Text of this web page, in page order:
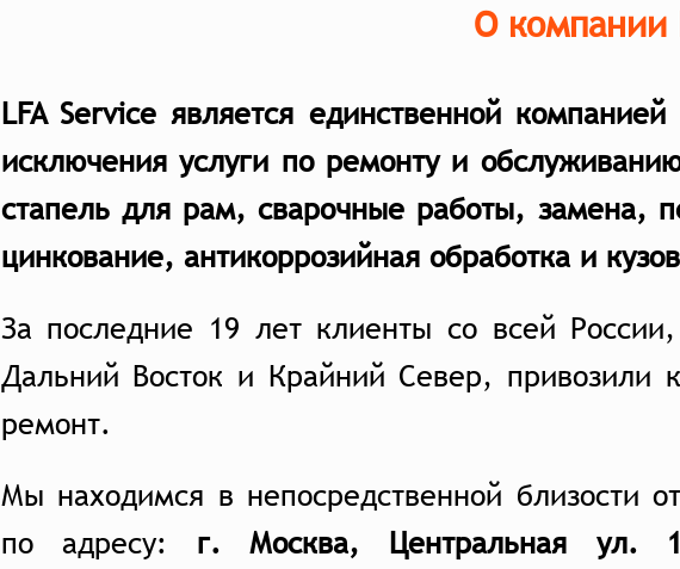
О компании
LFA Service является единственной
исключения услуги по ремонту и
стапель для рам, сварочные работы, замена,
цинкование, антикоррозийная обработка и
За последние 19 лет клиенты со всей
Дальний Восток и Крайний Север,
ремонт.
Мы находимся в непосредственной близости
по адресу: г. Москва, Центральная ул.